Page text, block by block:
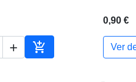
 
Adicionar ao carrinho
0,90 €
Ver